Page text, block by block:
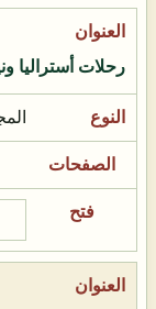
رحلات أستراليا